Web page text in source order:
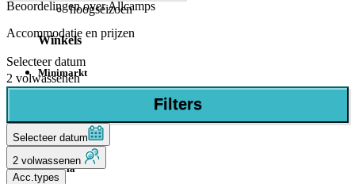
hoogseizoen
Winkels
Minimarkt
Restaurant
Pizzeria
Beoordelingen over Allcamps
Accommodatie en prijzen
Selecteer datum
2 volwassenen
Filters
Selecteer datum
2 volwassenen
Acc.types